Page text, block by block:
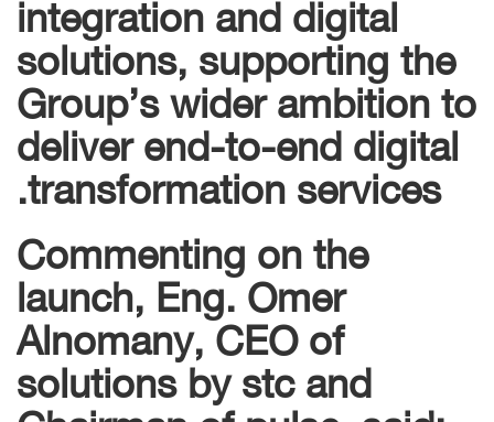
solutions, supporting the
Group’s wider ambition to
deliver end-to-end digital
transformation services.
Commenting on the
launch, Eng. Omer
Alnomany, CEO of
solutions by stc and